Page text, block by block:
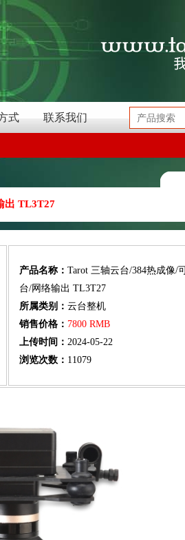
式 联系我们
出 TL3T27
产品名称： Tarot 三轴云台/384热成像/
台/网络输出 TL3T27
所属类别： 云台整机
销售价格： 7800 RMB
上传时间： 2024-05-22
浏览次数： 11079